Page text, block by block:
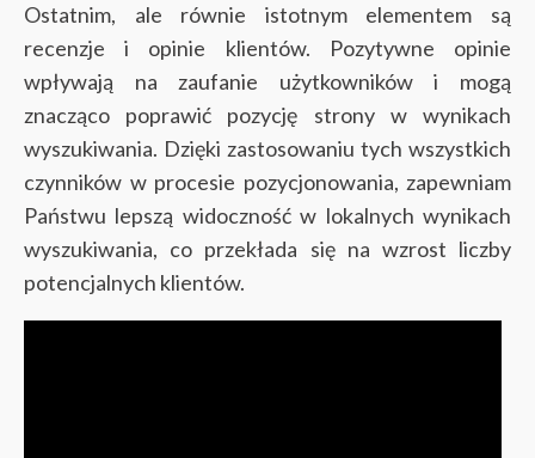
Ostatnim, ale równie istotnym elementem są
recenzje i opinie klientów. Pozytywne opinie
wpływają na zaufanie użytkowników i mogą
znacząco poprawić pozycję strony w wynikach
wyszukiwania. Dzięki zastosowaniu tych wszystkich
czynników w procesie pozycjonowania, zapewniam
Państwu lepszą widoczność w lokalnych wynikach
wyszukiwania, co przekłada się na wzrost liczby
potencjalnych klientów.